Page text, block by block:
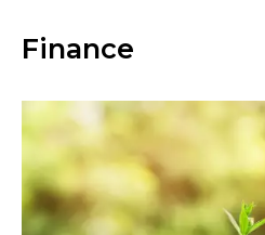
Finance